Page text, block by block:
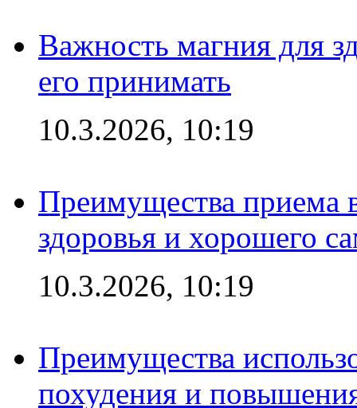
Важность магния для
его принимать
10.3.2026, 10:19
Преимущества приема
здоровья и хорошего
10.3.2026, 10:19
Преимущества
похудения и